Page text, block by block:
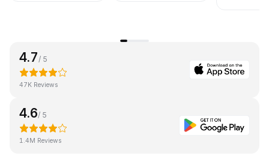
4.7 / 5
47K Reviews
4.6/ 5
1.4M Reviews